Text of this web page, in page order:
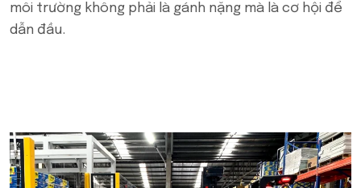
môi trường không phải là gánh nặng mà là cơ hội để
dẫn đầu.